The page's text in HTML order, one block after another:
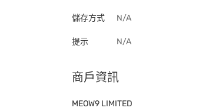
儲存方式 N/A
提示 N/A
商戶資訊
MEOW9 LIMITED